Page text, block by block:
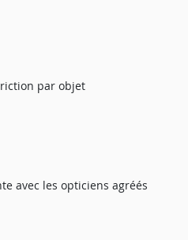
par objet
avec les opticiens agréés